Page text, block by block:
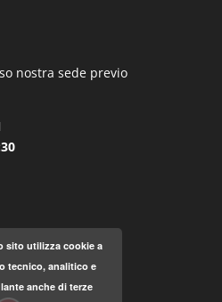
nostra sede previo
sito utilizza cookie a
tecnico, analitico e
anche di terze